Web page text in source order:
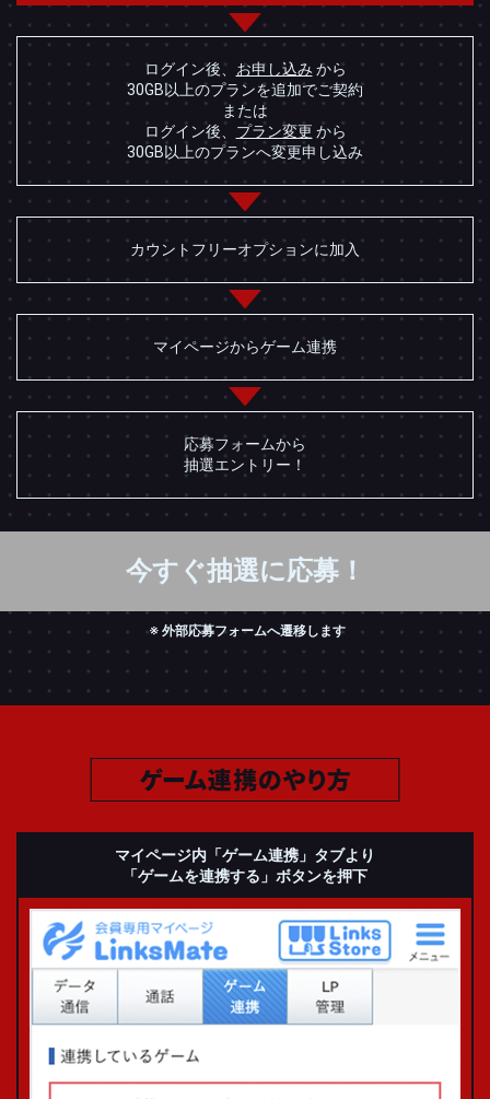
ログイン後、 お申し込み から
30GB以上のプランを追加でご契約
または
ログイン後、 プラン変更 から
30GB以上のプランへ変更申し込み
カウントフリーオプションに加入
マイページからゲーム連携
応募フォームから
抽選エントリー！
今すぐ抽選に応募！
外部応募フォームへ遷移します
マイページ内 「ゲーム連携」タブより
「ゲームを連携する」 ボタンを押下